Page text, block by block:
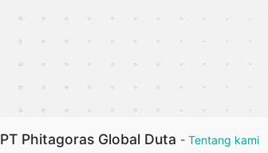
PT Phitagoras Global Duta - Tentang kami